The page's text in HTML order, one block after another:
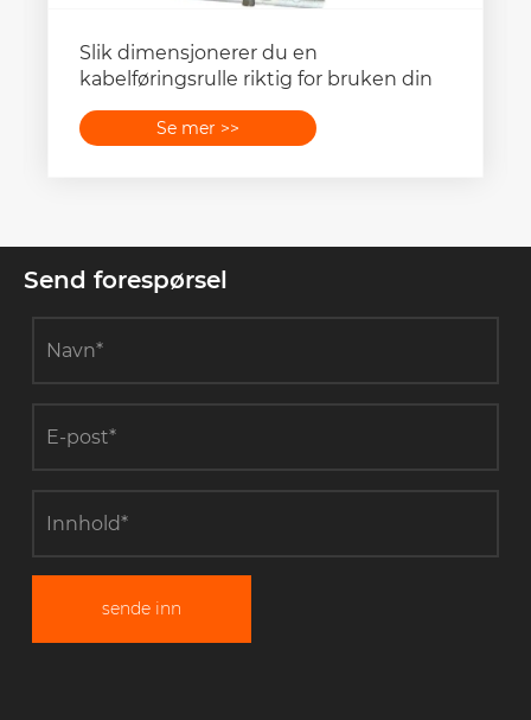
Slik dimensjonerer du en
kabelføringsrulle riktig for bruken din
Se mer >>
Send forespørsel
sende inn